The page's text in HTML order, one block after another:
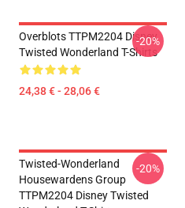
Overblots TTPM2204 Disney
Twisted Wonderland T-Shirts
24,38 € - 28,06 €
-20%
Twisted-Wonderland
Housewardens Group
TTPM2204 Disney Twisted
-20%